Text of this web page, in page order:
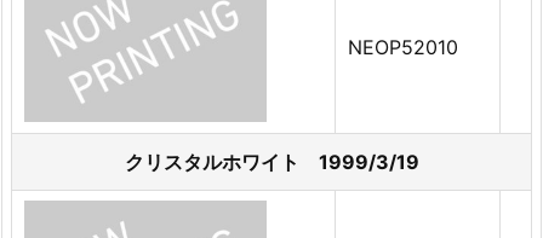
NEOP52010
クリスタルホワイト 1999/3/19